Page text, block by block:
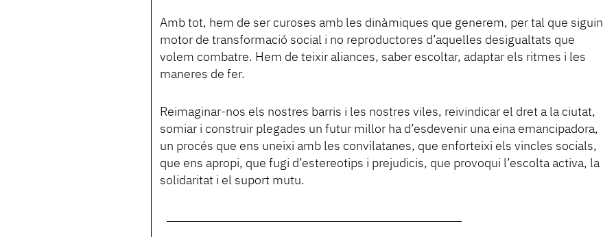
Amb tot, hem de ser curoses amb les dinàmiques que generem, per tal que siguin
motor de transformació social i no reproductores d’aquelles desigualtats que
volem combatre. Hem de teixir aliances, saber escoltar, adaptar els ritmes i les
maneres de fer.
Reimaginar-nos els nostres barris i les nostres viles, reivindicar el dret a la ciutat,
somiar i construir plegades un futur millor ha d’esdevenir una eina emancipadora,
un procés que ens uneixi amb les convilatanes, que enforteixi els vincles socials,
que ens apropi, que fugi d’estereotips i prejudicis, que provoqui l’escolta activa, la
solidaritat i el suport mutu.